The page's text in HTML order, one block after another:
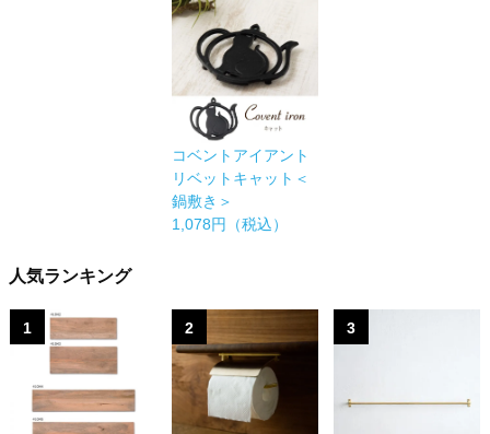
コベントアイアント
リベットキャット＜
鍋敷き＞
1,078円（税込）
人気ランキング
1 2 3